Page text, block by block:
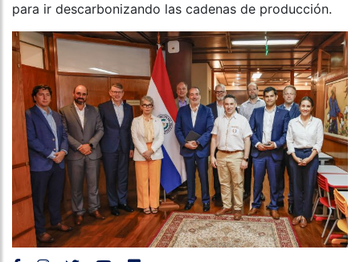
para ir descarbonizando las cadenas de producción.